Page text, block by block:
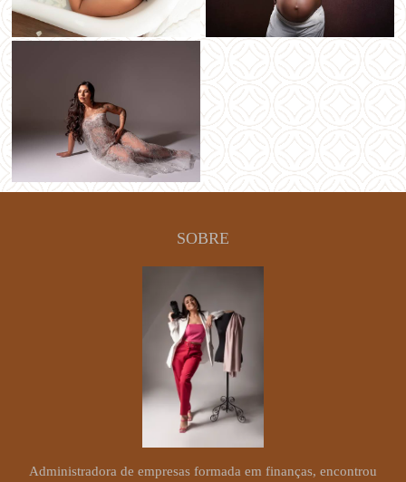
SOBRE
Administradora de empresas formada em finanças, encontrou